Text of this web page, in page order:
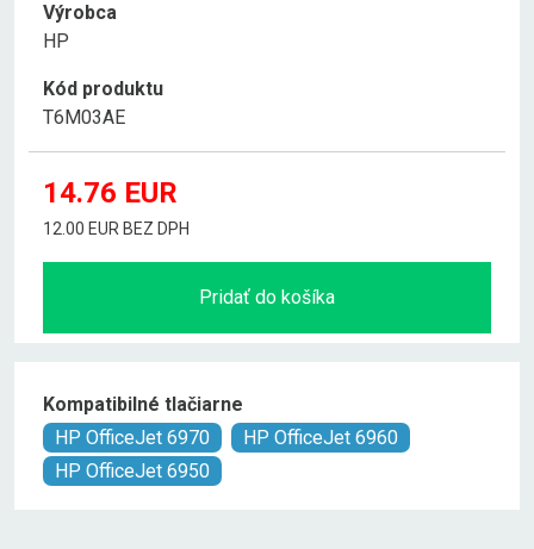
Výrobca
HP
Kód produktu
T6M03AE
14.76 EUR
12.00 EUR BEZ DPH
Pridať do košíka
Kompatibilné tlačiarne
HP OfficeJet 6970
HP OfficeJet 6960
HP OfficeJet 6950